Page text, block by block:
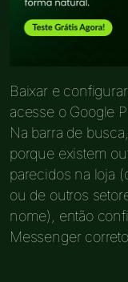
Baixar e
acesse o Google
Na barra de
porque existem
parecidos na loja
ou de outros
nome), então
Messenger